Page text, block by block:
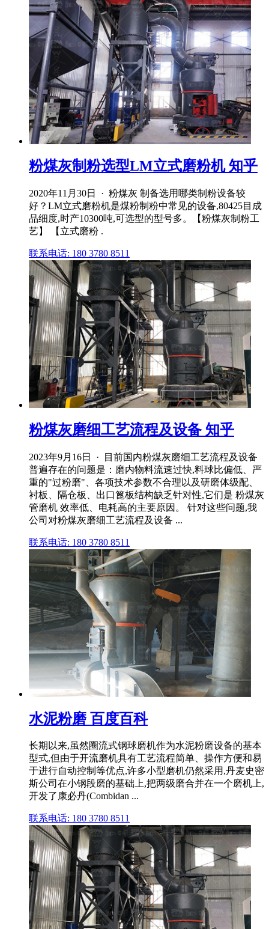
粉煤灰制粉选型LM立式磨粉机 知乎
2020年11月30日 · 粉煤灰 制备选用哪类制粉设备较
好？LM立式磨粉机是煤粉制粉中常见的设备,80425目成
品细度,时产10300吨,可选型的型号多。【粉煤灰制粉工
艺】 【立式磨粉 .
联系电话: 180 3780 8511
粉煤灰磨细工艺流程及设备 知乎
2023年9月16日 · 目前国内粉煤灰磨细工艺流程及设备
普遍存在的问题是：磨内物料流速过快,料球比偏低、严
重的"过粉磨"、各项技术参数不合理以及研磨体级配、
衬板、隔仓板、出口篦板结构缺乏针对性,它们是 粉煤灰
管磨机 效率低、电耗高的主要原因。 针对这些问题,我
公司对粉煤灰磨细工艺流程及设备 ...
联系电话: 180 3780 8511
水泥粉磨 百度百科
长期以来,虽然圈流式钢球磨机作为水泥粉磨设备的基本
型式,但由于开流磨机具有工艺流程简单、操作方便和易
于进行自动控制等优点,许多小型磨机仍然采用,丹麦史密
斯公司在小钢段磨的基础上,把两级磨合并在一个磨机上,
开发了康必丹(Combidan ...
联系电话: 180 3780 8511